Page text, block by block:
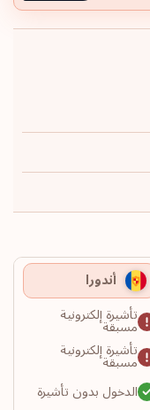
أندورا
تأشيرة إلكترونية
مسبقة
تأشيرة إلكترونية
مسبقة
الدخول بدون تأشيرة